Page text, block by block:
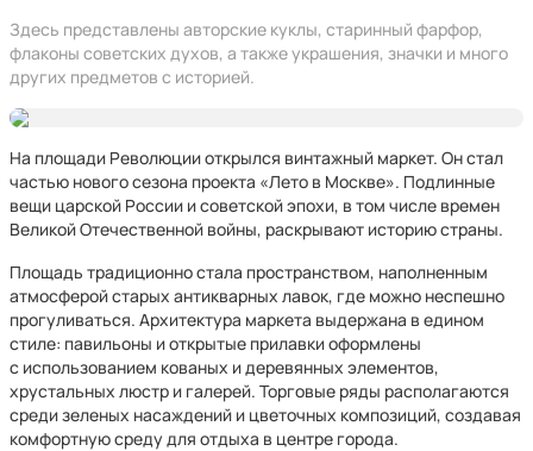
Здесь представлены авторские куклы, старинный фарфор,
флаконы советских духов, а также украшения, значки и много
других предметов с историей.
На площади Революции открылся винтажный маркет. Он стал
частью нового сезона проекта «Лето в Москве». Подлинные
вещи царской России и советской эпохи, в том числе времен
Великой Отечественной войны, раскрывают историю страны.
Площадь традиционно стала пространством, наполненным
атмосферой старых антикварных лавок, где можно неспешно
прогуливаться. Архитектура маркета выдержана в едином
стиле: павильоны и открытые прилавки оформлены
с использованием кованых и деревянных элементов,
хрустальных люстр и галерей. Торговые ряды располагаются
среди зеленых насаждений и цветочных композиций, создавая
комфортную среду для отдыха в центре города.